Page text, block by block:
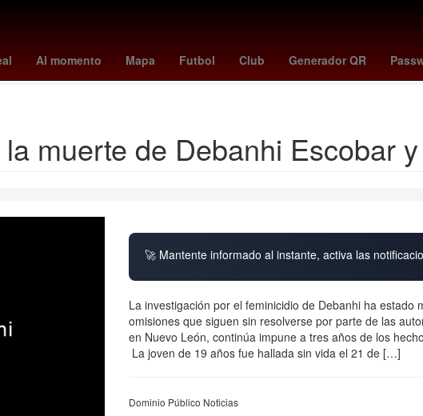
Al momento Mapa Futbol Club Generador QR
1985 Terremoto de México de 1985 Tratamiento de aguas Tribunal
Corrupción de menores
muerte de Debanhi Escobar
🚀 Mantente informado al instante, activa las
La investigación por el feminicidio de Debanhi ha
omisiones que siguen sin resolverse por parte de las
en Nuevo León, continúa impune a tres años de los
La joven de 19 años fue hallada sin vida el 21 de […]
Dominio Público Noticias